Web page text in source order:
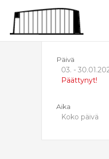
sisältöön
Päivä
03. -
Päättynyt!
Aika
Koko päivä